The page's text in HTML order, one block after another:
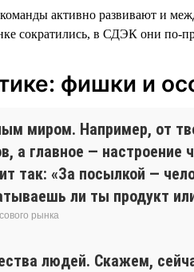
активно развивают и
сократились, в СДЭК они по-
фишки и
миром. Например, от
а главное —
так: «За посылкой —
ли ты продукт
рынка
людей. Скажем,